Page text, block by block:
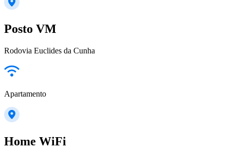
Posto VM
Rodovia Euclides da Cunha
Apartamento
Home WiFi